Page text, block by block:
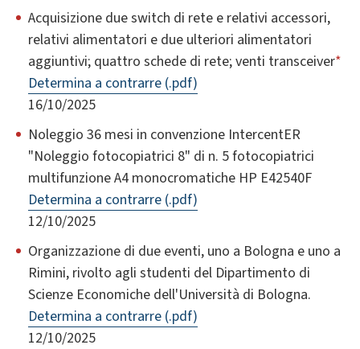
Acquisizione due switch di rete e relativi accessori,
relativi alimentatori e due ulteriori alimentatori
aggiuntivi; quattro schede di rete; venti transceiver*
Determina a contrarre (.pdf)
16/10/2025
Noleggio 36 mesi in convenzione IntercentER
"Noleggio fotocopiatrici 8" di n. 5 fotocopiatrici
multifunzione A4 monocromatiche HP E42540F
Determina a contrarre (.pdf)
12/10/2025
Organizzazione di due eventi, uno a Bologna e uno a
Rimini, rivolto agli studenti del Dipartimento di
Scienze Economiche dell'Università di Bologna.
Determina a contrarre (.pdf)
12/10/2025